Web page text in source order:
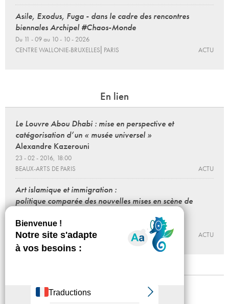
Asile, Exodus, Fuga - dans le cadre des rencontres
biennales Archipel #Chaos-Monde
Du 11 - 09 au 10 - 10 - 2026
CENTRE WALLONIE-BRUXELLES⎜PARIS
ACTU
En lien
Le Louvre Abou Dhabi : mise en perspective et
catégorisation d’un « musée universel »
Alexandre Kazerouni
23 - 02 - 2016, 18:00
BEAUX-ARTS DE PARIS
ACTU
Art islamique et immigration :
politique comparée des nouvelles mises en scène de
21 - 03 - 2016, 18:00
BEAUX-ARTS DE PARIS
ACTU